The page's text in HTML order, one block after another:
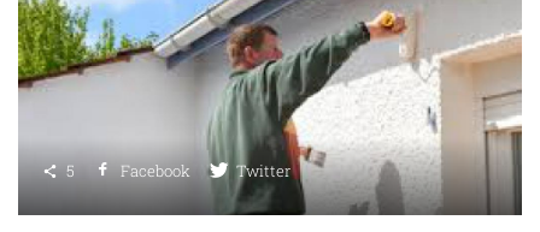
5 Facebook Twitter